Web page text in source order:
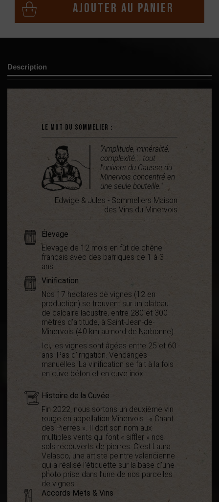
Ajouter au panier
Description
Le mot du sommelier :
"Amplitude, minéralité,
complexité... tout
l'univers du Causse du
Minervois concentré en
une seule bouteille."
Edwige & Jules - Sommeliers Maison
des Vins du Minervois
Élevage
Elevage de 12 mois en fût de chêne
français avec des barriques de 1 à 3
ans.
Vinification
Nos 17 hectares de vignes (12 en
production) se trouvent sur un plateau
de calcaire lacustre, entre 280 et 300
mètres d’altitude, à Saint-Jean-de-
Minervois (40 km au nord de Narbonne).
Ici, les vignes sont âgées entre 25 et 60
ans. Pas d’irrigation. Vendanges
manuelles. La vinification se fait à la fois
en cuve béton et en cuve inox.
Histoire de la Cuvée
Fin 2022, nous sortons un deuxième vin
rouge en appellation Minervois : « Chant
des Pierres ». Il doit son nom aux
multiples vents qui font « siffler » nos
sols recouverts de pierres. C’est Laura
Velasco, une artiste peintre valencienne
qui a réalisé l’étiquette sur la base d’une
photo prise dans l’une de nos parcelles
de vignes
Accords Mets & Vins